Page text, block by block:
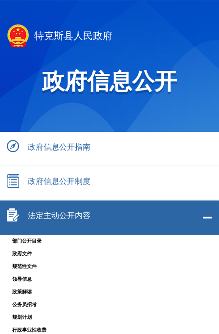
特克斯县人民政府
政府信息公开
政府信息公开指南
政府信息公开制度
法定主动公开内容
部门公开目录
政府文件
规范性文件
领导信息
政策解读
公务员招考
规划计划
行政事业性收费